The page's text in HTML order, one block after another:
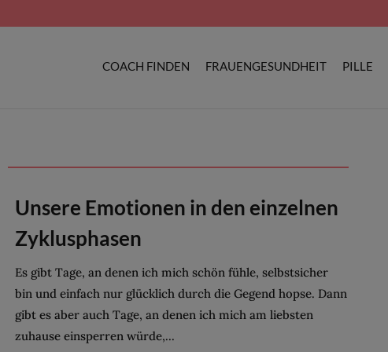
COACH FINDEN FRAUENGESUNDHEIT PILLE
Unsere Emotionen in den einzelnen
Zyklusphasen
Es gibt Tage, an denen ich mich schön fühle, selbstsicher
bin und einfach nur glücklich durch die Gegend hopse. Dann
gibt es aber auch Tage, an denen ich mich am liebsten
zuhause einsperren würde,...